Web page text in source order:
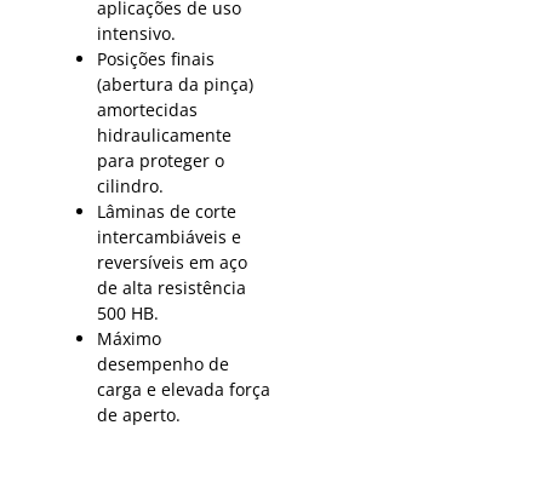
aplicações de uso
intensivo.
Posições finais
(abertura da pinça)
amortecidas
hidraulicamente
para proteger o
cilindro.
Lâminas de corte
intercambiáveis e
reversíveis em aço
de alta resistência
500 HB.
Máximo
desempenho de
carga e elevada força
de aperto.